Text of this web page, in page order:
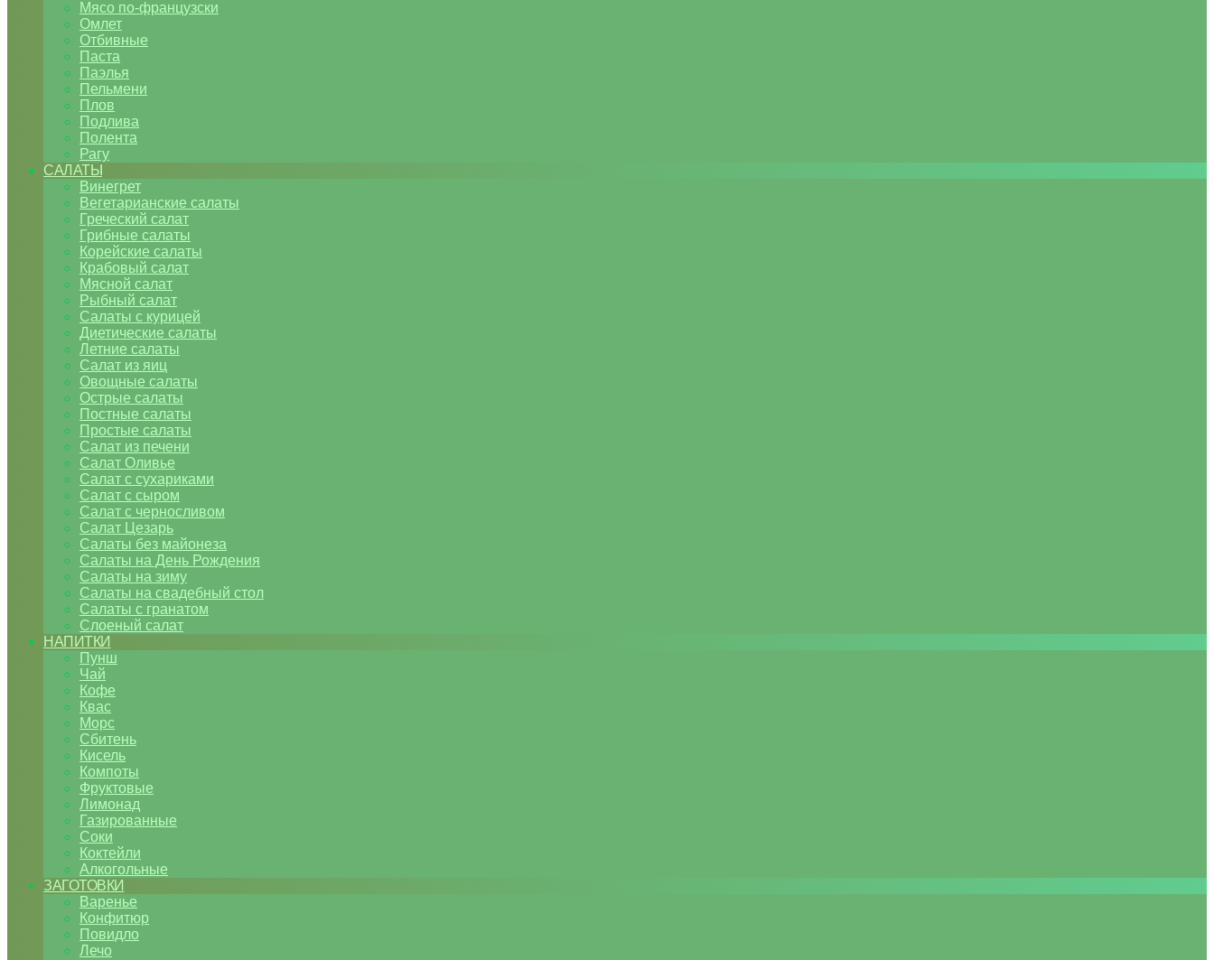
Мясо по-французски
Омлет
Отбивные
Паста
Паэлья
Пельмени
Плов
Подлива
Полента
Рагу
САЛАТЫ
Винегрет
Вегетарианские салаты
Греческий салат
Грибные салаты
Корейские салаты
Крабовый салат
Мясной салат
Рыбный салат
Салаты с курицей
Диетические салаты
Летние салаты
Салат из яиц
Овощные салаты
Острые салаты
Постные салаты
Простые салаты
Салат из печени
Салат Оливье
Салат с сухариками
Салат с сыром
Салат с черносливом
Салат Цезарь
Салаты без майонеза
Салаты на День Рождения
Салаты на зиму
Салаты на свадебный стол
Салаты с гранатом
Слоеный салат
НАПИТКИ
Пунш
Чай
Кофе
Квас
Морс
Сбитень
Кисель
Компоты
Фруктовые
Лимонад
Газированные
Соки
Коктейли
Алкогольные
ЗАГОТОВКИ
Варенье
Конфитюр
Повидло
Лечо